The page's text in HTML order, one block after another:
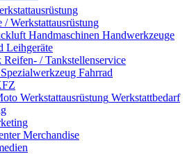
Werkstattausrüstung
Handmaschinen Handwerkzeuge
Leihgeräte
Reifen- / Tankstellenservice
Spezialwerkzeug Fahrrad
Werkstattausrüstung Werkstattbedarf
Merchandise